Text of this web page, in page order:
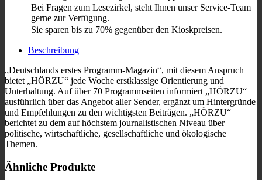
Bei Fragen zum Lesezirkel, steht Ihnen unser Service-Team
gerne zur Verfügung.
Sie sparen bis zu 70% gegenüber den Kioskpreisen.
Beschreibung
„Deutschlands erstes Programm-Magazin“, mit diesem Anspruch
bietet „HÖRZU“ jede Woche erstklassige Orientierung und
Unterhaltung. Auf über 70 Programmseiten informiert „HÖRZU“
ausführlich über das Angebot aller Sender, ergänzt um Hintergründe
und Empfehlungen zu den wichtigsten Beiträgen. „HÖRZU“
berichtet zu dem auf höchstem journalistischen Niveau über
politische, wirtschaftliche, gesellschaftliche und ökologische
Themen.
Ähnliche Produkte